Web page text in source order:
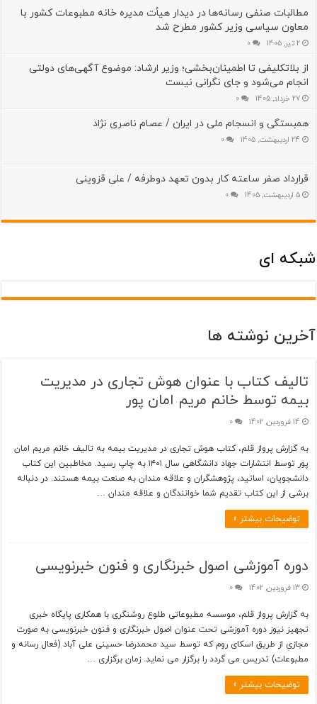
مطالبات صنفی رسانه‌ها در دیدار هیأت مدیره خانه مطبوعات کشور با
معاون سیاسی وزیر کشور مطرح شد
2 تیر, 1405 0
از بلاتکلیفی تا اطمینان‌بخشی؛ وزیر ارشاد: موضوع آگهی‌های دولتی
انجام می‌شود و جای نگرانی نیست
27 خرداد, 1405 0
همبستگی و انسجام ملی در ایران / عصام ناصری نژاد
24 اردیبهشت, 1405 0
قرارداد صفر ساعته کار بدون تعهد دوطرفه / علی قزوینی
5 اردیبهشت, 1405 0
شبکه ای
آخرین نوشته ها
تالیف کتاب با عنوان هوش تجاری در مدیریت
بیمه توسط خانم مریم امان پور
14 فروردین, 1402 0
به گزارش پرواز قلم، کتاب هوش تجاری در مدیریت بیمه به تالیف خانم مریم امان
پور توسط انتشارات جهاد دانشگاهی سال ۱۴۰۱ به چاپ رسید. مخاطبین این کتاب
دانشجویان، اساتید، پژوهشگران و علاقه مندان به صنعت بیمه هستند. در دنباله
برشی از این کتاب تقدیم شما خوانندگان و علاقه مندان …
توضیحات بیشتر »
دوره آموزشی اصول خبرنگاری و فنون خبرنویسی
13 فروردین, 1402 0
به گزارش پرواز قلم، موسسه مطبوعاتی طلوع روشنگری با همکاری پایگاه خبری
تجهیز نیوز دوره آموزشی تحت عنوان اصول خبرنگاری و فنون خبرنویسی به صورت
مجازی از طریق اسکای روم که توسط سید محمدرضا حسینی علی آباد (فعال رسانه و
مطبوعات) تدریس می گردد را برگزار می نماید. زمان برگزاری …
توضیحات بیشتر »